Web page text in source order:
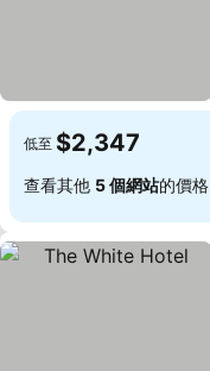
低至 $2,347
查看其他 5 個網站的價格